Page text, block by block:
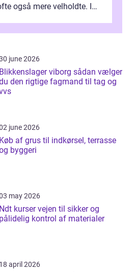
også mere velholdte. I
june 2026
Blikkenslager viborg sådan vælger
den rigtige fagmand til tag og
june 2026
Køb af grus til indkørsel, terrasse
byggeri
may 2026
Ndt kurser vejen til sikker og
pålidelig kontrol af materialer
18 april 2026